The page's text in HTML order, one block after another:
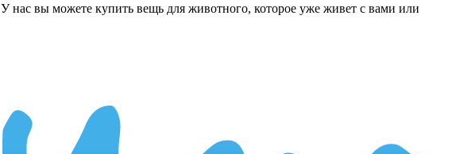
вы можете купить вещь для животного, которое уже живет с вами или